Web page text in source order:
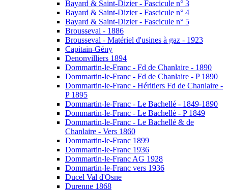
Bayard & Saint-Dizier - Fascicule n° 3
Bayard & Saint-Dizier - Fascicule n° 4
Bayard & Saint-Dizier - Fascicule n° 5
Brousseval - 1886
Brousseval - Matériel d'usines à gaz - 1923
Capitain-Gény
Denonvilliers 1894
Dommartin-le-Franc - Fd de Chanlaire - 1890
Dommartin-le-Franc - Fd de Chanlaire - P 1890
Dommartin-le-Franc - Héritiers Fd de Chanlaire -
P 1895
Dommartin-le-Franc - Le Bachellé - 1849-1890
Dommartin-le-Franc - Le Bachellé - P 1849
Dommartin-le-Franc - Le Bachellé & de
Chanlaire - Vers 1860
Dommartin-le-Franc 1899
Dommartin-le-Franc 1936
Dommartin-le-Franc AG 1928
Dommartin-le-Franc vers 1936
Ducel Val d'Osne
Durenne 1868